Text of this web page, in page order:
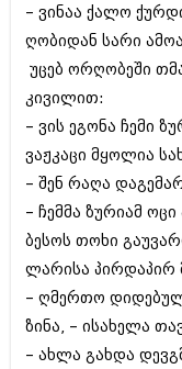
აპრილი
მარტი 2015
თებერვალი
იანვარი
დეკემბერი
ნოემბერი
სექტემბერი
აგვისტო
ივლისი
ივნისი
მაისი
აპრილი
მარტი
თებერვალი
იანვარი
დეკემბერი
– ვინაა ქალო
ღობიდან სარი
უცებ ორღობეში
კივილით:
– ვის ეგონა ჩემი
ვაჟკაცი მყოლია
– შენ რაღა
– ჩემმა ზურიამ
ბესოს თოხი
ლარისა პირდაპირ
– ღმერთო
ზინა, – ისახელა
– ახლა გახდა